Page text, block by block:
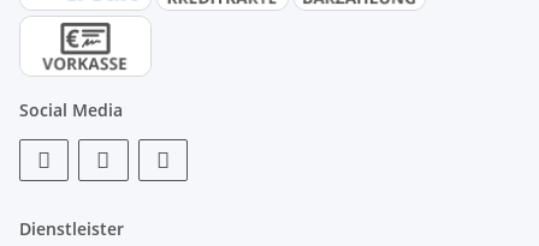
Social Media
Dienstleister